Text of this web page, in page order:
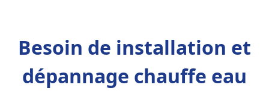
Besoin de installation et
dépannage chauffe eau